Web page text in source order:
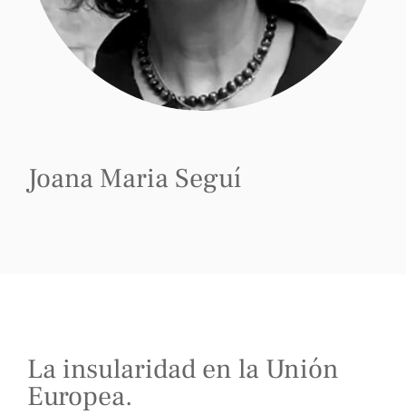
Joana Maria Seguí
La insularidad en la Unión
Europea.